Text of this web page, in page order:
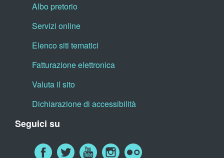
Albo pretorio
Servizi online
Elenco siti tematici
Fatturazione elettronica
Valuta il sito
Dichiarazione di accessibilità
Seguici su